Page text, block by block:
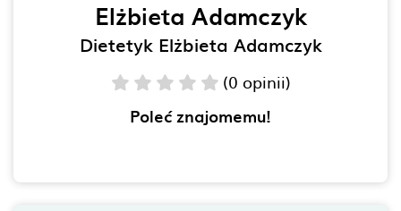
Elżbieta Adamczyk
Dietetyk Elżbieta Adamczyk
(0 opinii)
Poleć znajomemu!